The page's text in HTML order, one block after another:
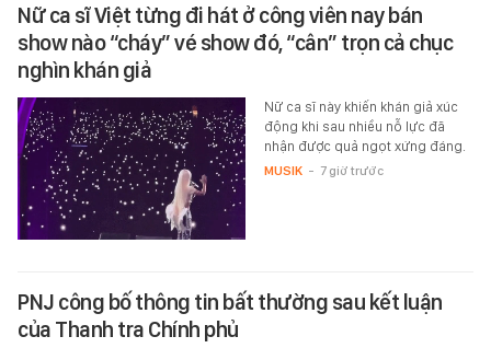
Nữ ca sĩ Việt từng đi hát ở công viên nay bán
show nào “cháy” vé show đó, “cân” trọn cả chục
nghìn khán giả
Nữ ca sĩ này khiến khán giả xúc
động khi sau nhiều nỗ lực đã
nhận được quả ngọt xứng đáng.
MUSIK - 7 giờ trước
PNJ công bố thông tin bất thường sau kết luận
của Thanh tra Chính phủ